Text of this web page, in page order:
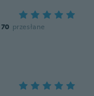
70 przesłane